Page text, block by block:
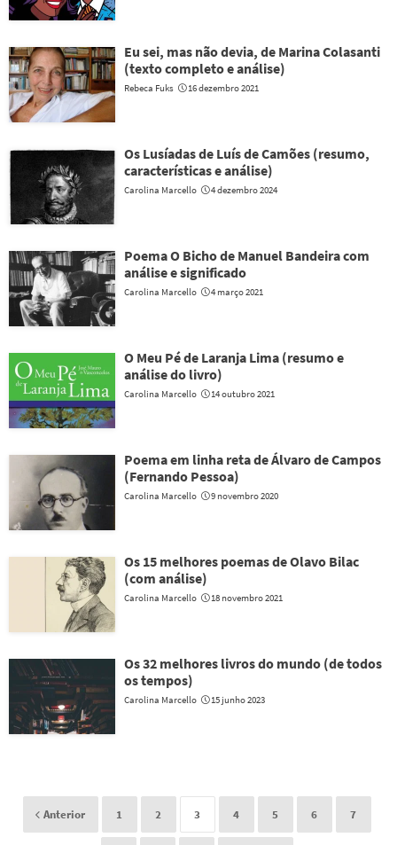
Eu sei, mas não devia, de Marina Colasanti
(texto completo e análise)
Rebeca Fuks 16 dezembro 2021
Os Lusíadas de Luís de Camões (resumo,
características e análise)
Carolina Marcello 4 dezembro 2024
Poema O Bicho de Manuel Bandeira com
análise e significado
Carolina Marcello 4 março 2021
O Meu Pé de Laranja Lima (resumo e
análise do livro)
Carolina Marcello 14 outubro 2021
Poema em linha reta de Álvaro de Campos
(Fernando Pessoa)
Carolina Marcello 9 novembro 2020
Os 15 melhores poemas de Olavo Bilac
(com análise)
Carolina Marcello 18 novembro 2021
Os 32 melhores livros do mundo (de todos
os tempos)
Carolina Marcello 15 junho 2023
Anterior 1 2 3 4 5 6 7